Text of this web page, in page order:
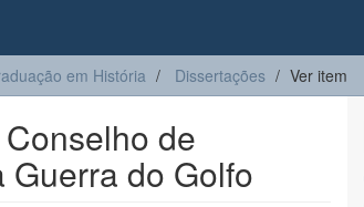
em História Dissertações Ver item
de
do Golfo